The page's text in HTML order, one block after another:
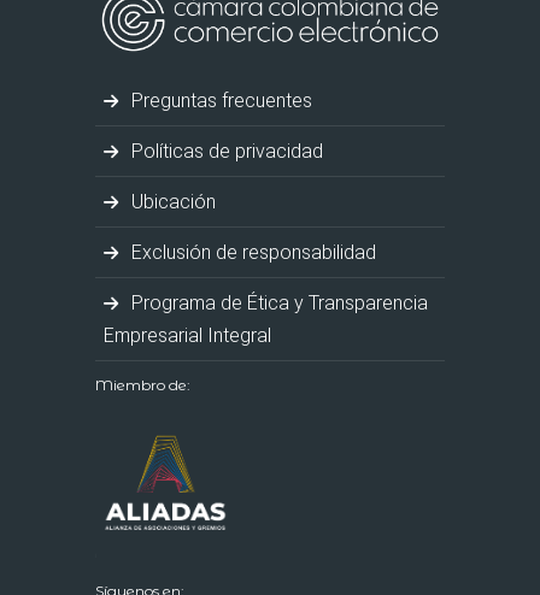
Preguntas frecuentes
Políticas de privacidad
Ubicación
Exclusión de responsabilidad
Programa de Ética y Transparencia
Empresarial Integral
Miembro de:
Síguenos en: